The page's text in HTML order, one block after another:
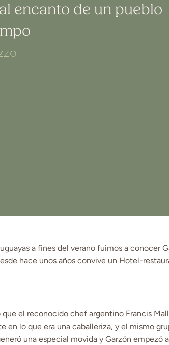
encanto de un pueblo
a fines del verano fuimos a conocer
hace unos años convive un Hotel-
el reconocido chef argentino Francis
en lo que era una caballeriza, y el mismo
una especial movida y Garzón empezó